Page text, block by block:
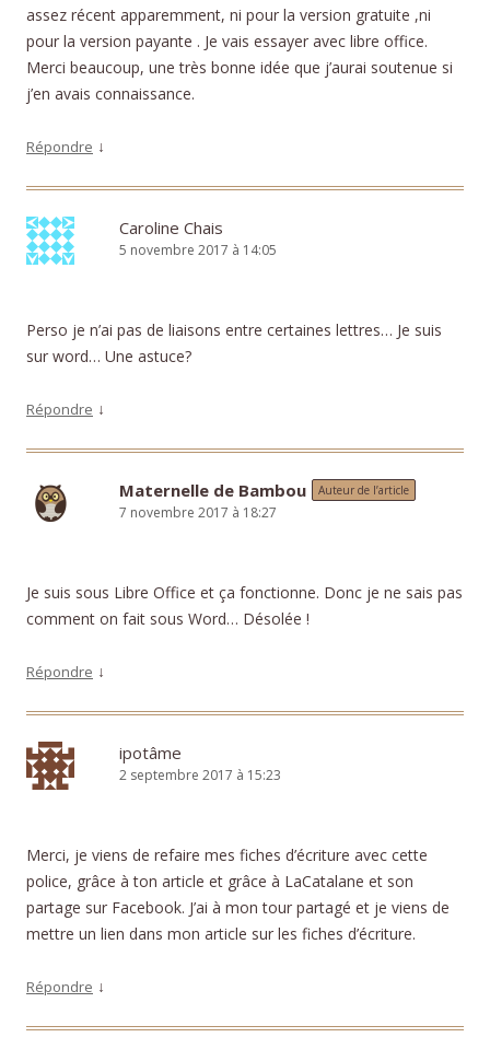
assez récent apparemment, ni pour la version gratuite ,ni
pour la version payante . Je vais essayer avec libre office.
Merci beaucoup, une très bonne idée que j’aurai soutenue si
j’en avais connaissance.
Répondre ↓
Caroline Chais
5 novembre 2017 à 14:05
Perso je n’ai pas de liaisons entre certaines lettres… Je suis
sur word… Une astuce?
Répondre ↓
Maternelle de Bambou Auteur de l’article
7 novembre 2017 à 18:27
Je suis sous Libre Office et ça fonctionne. Donc je ne sais pas
comment on fait sous Word… Désolée !
Répondre ↓
ipotâme
2 septembre 2017 à 15:23
Merci, je viens de refaire mes fiches d’écriture avec cette
police, grâce à ton article et grâce à LaCatalane et son
partage sur Facebook. J’ai à mon tour partagé et je viens de
mettre un lien dans mon article sur les fiches d’écriture.
Répondre ↓